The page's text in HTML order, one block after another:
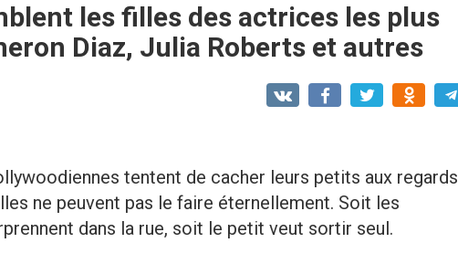
les filles des actrices les plus
Diaz, Julia Roberts et autres
tentent de cacher leurs petits aux regards
ne peuvent pas le faire éternellement. Soit les
dans la rue, soit le petit veut sortir seul.